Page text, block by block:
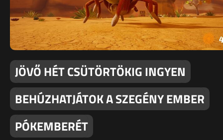
JÖVŐ HÉT CSÜTÖRTÖKIG INGYEN
BEHÚZHATJÁTOK A SZEGÉNY EMBER
PÓKEMBERÉT